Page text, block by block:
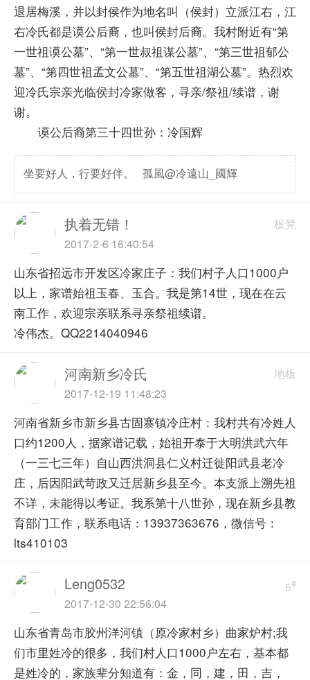
退居梅溪，并以封侯作为地名叫（侯封）立派江右，江
右冷氏都是谟公后裔，也叫侯封后裔。我村附近有“第
一世祖谟公墓”、“第一世叔祖谋公墓”、“第三世祖郁公
墓”、“第四世祖孟文公墓”、“第五世祖湖公墓”。热烈欢
迎冷氏宗亲光临侯封冷家做客，寻亲/祭祖/续谱，谢
谢。
谟公后裔第三十四世孙：冷国辉
坐要好人，行要好伴。 孤風@冷遠山_國輝
板凳
执着无错！
2017-2-6 16:40:54
山东省招远市开发区冷家庄子：我们村子人口1000户
以上，家谱始祖玉春、玉合。我是第14世，现在在云
南工作，欢迎宗亲联系寻亲祭祖续谱。
冷伟杰。QQ2214040946
地板
河南新乡冷氏
2017-12-19 11:48:23
河南省新乡市新乡县古固寨镇冷庄村：我村共有冷姓人
口约1200人，据家谱记载，始祖开泰于大明洪武六年
（一三七三年）自山西洪洞县仁义村迁徙阳武县老冷
庄，后因阳武苛政又迁居新乡县至今。本支派上溯先祖
不详，未能得以考证。我系第十八世孙，现在新乡县教
育部门工作，联系电话：13937363676，微信号：
lts410103
5#
Leng0532
2017-12-30 22:56:04
山东省青岛市胶州洋河镇（原冷家村乡）曲家炉村;我
们市里姓冷的很多，我们村人口1000户左右，基本都
是姓冷的，家族辈分知道有：金，同，建，田，吉，